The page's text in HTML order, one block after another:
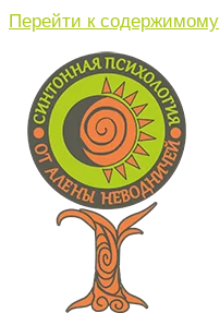
Перейти к содержимому